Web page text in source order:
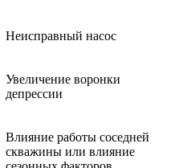
Неисправный насос
Увеличение воронки
депрессии
Влияние работы соседней
скважины или влияние